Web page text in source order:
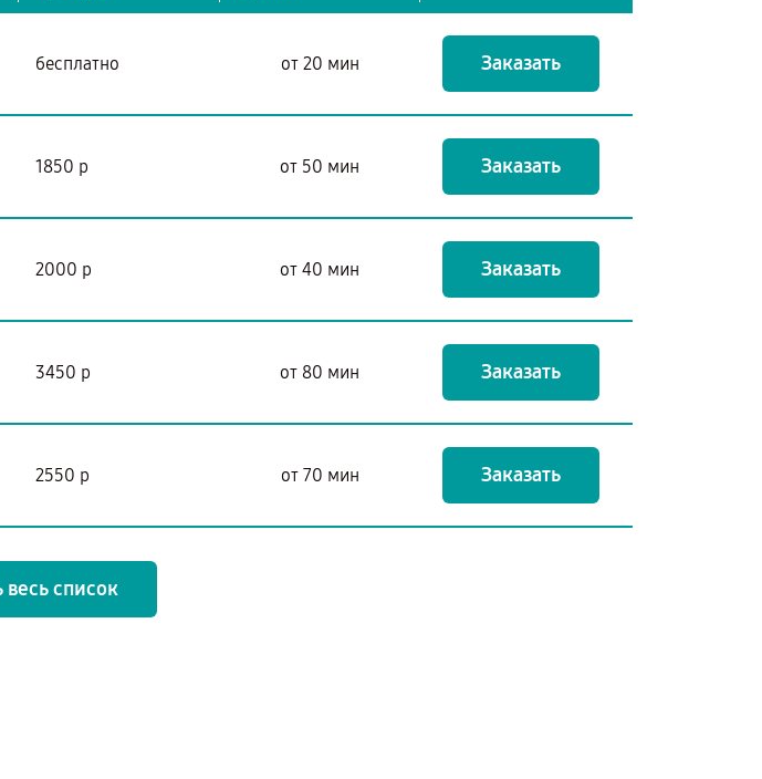
бесплатно от 20 мин Заказать
1850 р от 50 мин Заказать
2000 р от 40 мин Заказать
3450 р от 80 мин Заказать
2550 р от 70 мин Заказать
весь список